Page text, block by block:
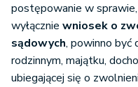
postępowanie w
wyłącznie wniosek o
sądowych, powinno być
rodzinnym, majątku,
ubiegającej się o